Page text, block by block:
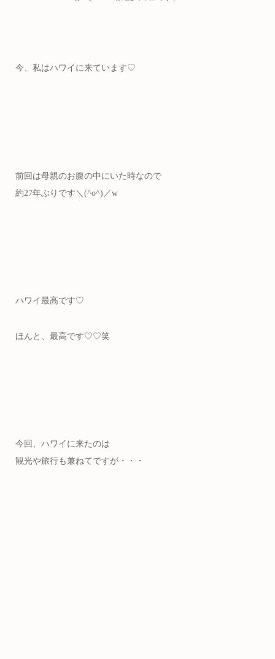
今、私はハワイに来ています♡
前回は母親のお腹の中にいた時なので
約27年ぶりです＼(^o^)／w
ハワイ最高です♡
ほんと、最高です♡♡笑
今回、ハワイに来たのは
観光や旅行も兼ねてですが・・・